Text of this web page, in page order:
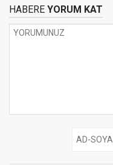
HABERE YORUM KAT